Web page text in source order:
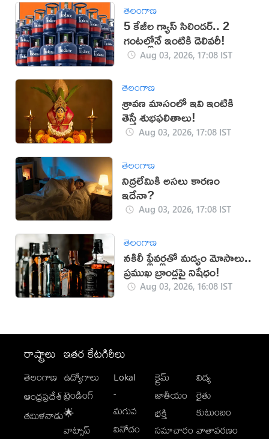
తెలంగాణ
5 కేజీల గ్యాస్ సిలిండర్.. 2
గంటల్లోనే ఇంటికి డెలివరీ!
Aug 03, 2026, 17:08 IST
తెలంగాణ
శ్రావణ మాసంలో ఇవి ఇంటికి
తెస్తే శుభఫలితాలు!
Aug 03, 2026, 17:08 IST
తెలంగాణ
నిద్రలేమికి అసలు కారణం
ఇదేనా?
Aug 03, 2026, 17:08 IST
తెలంగాణ
నకిలీ ఫ్లేవర్లతో మద్యం మోసాలు..
ప్రముఖ బ్రాండ్లపై నిషేధం!
Aug 03, 2026, 16:08 IST
రాష్ట్రాలు
తెలంగాణ
ఆంధ్రప్రదేశ్
తమిళనాడు
ఇతర కేటగిరీలు
ఉద్యోగాలు
ట్రెండింగ్
🌟
వాట్సాప్
Lokal
-
మగువ
వినోదం
క్రైమ్
జాతీయం
భక్తి
సమాచారం
విద్య
రైతు
కుటుంబం
వాతావరణం